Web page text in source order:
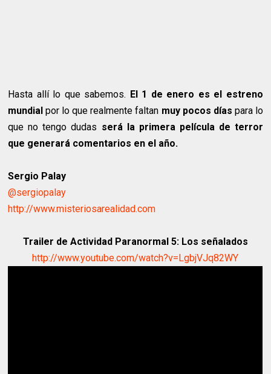
Hasta allí lo que sabemos. El 1 de enero es el estreno
mundial por lo que realmente faltan muy pocos días para lo
que no tengo dudas será la primera película de terror
que generará comentarios en el año.
Sergio Palay
@sergiopalay
http://www.misteriosarealidad.com
Trailer de Actividad Paranormal 5: Los señalados
http://www.youtube.com/watch?v=LgbjVJq82WY